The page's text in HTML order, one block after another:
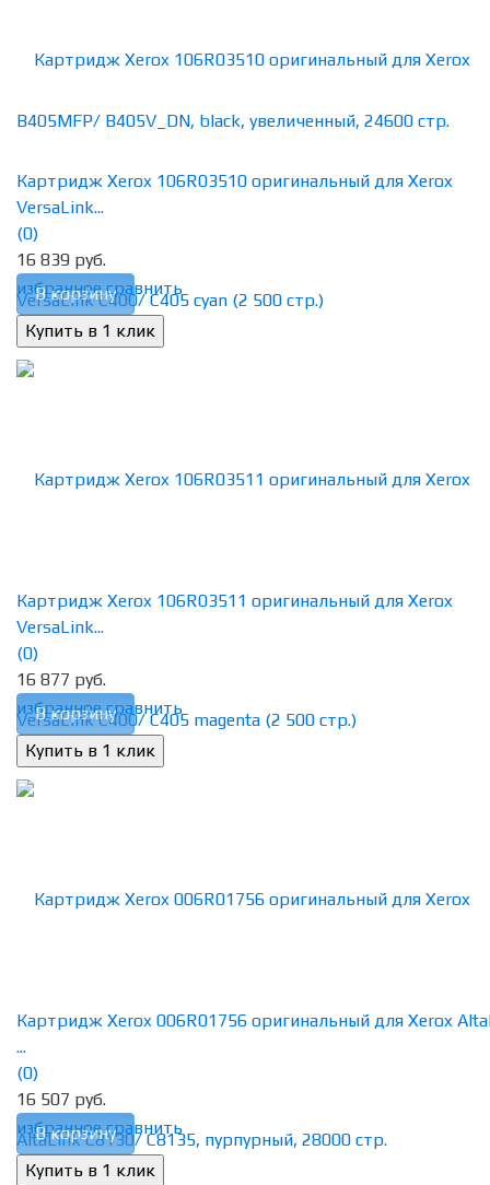
избранное сравнить
Картридж Xerox 106R03510 оригинальный для Xerox
VersaLink...
(0)
16 839 руб.
В корзину
избранное сравнить
Картридж Xerox 106R03511 оригинальный для Xerox
VersaLink...
(0)
16 877 руб.
В корзину
избранное сравнить
Картридж Xerox 006R01756 оригинальный для Xerox
...
(0)
16 507 руб.
В корзину